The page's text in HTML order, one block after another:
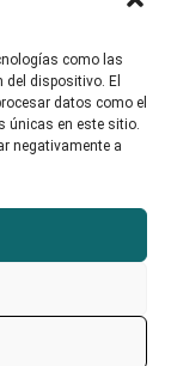
como las
dispositivo. El
datos como el
únicas en este sitio.
negativamente a